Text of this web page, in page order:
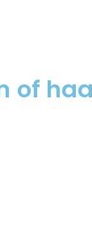
of